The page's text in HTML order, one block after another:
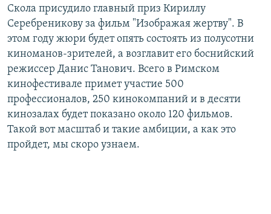
Скола присудило главный приз Кириллу
Серебреникову за фильм "Изображая жертву". В
этом году жюри будет опять состоять из полусотни
киноманов-зрителей, а возглавит его боснийский
режиссер Данис Танович. Всего в Римском
кинофестивале примет участие 500
профессионалов, 250 кинокомпаний и в десяти
кинозалах будет показано около 120 фильмов.
Такой вот масштаб и такие амбиции, а как это
пройдет, мы скоро узнаем.